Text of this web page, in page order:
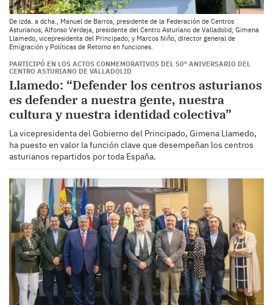
De izda. a dcha., Manuel de Barros, presidente de la Federación de Centros
Asturianos; Alfonso Verdeja, presidente del Centro Asturiano de Valladolid; Gimena
Llamedo, vicepresidenta del Principado; y Marcos Niño, director general de
Emigración y Políticas de Retorno en funciones.
PARTICIPÓ EN LOS ACTOS CONMEMORATIVOS DEL 50º ANIVERSARIO DEL
CENTRO ASTURIANO DE VALLADOLID
Llamedo: “Defender los centros asturianos
es defender a nuestra gente, nuestra
cultura y nuestra identidad colectiva”
La vicepresidenta del Gobierno del Principado, Gimena Llamedo,
ha puesto en valor la función clave que desempeñan los centros
asturianos repartidos por toda España.